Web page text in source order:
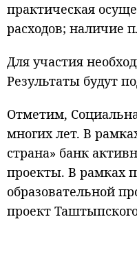
практическая
расходов; наличие
Для участия
Результаты будут
Отметим,
многих лет. В
страна» банк
проекты. В рамках
образовательной
проект